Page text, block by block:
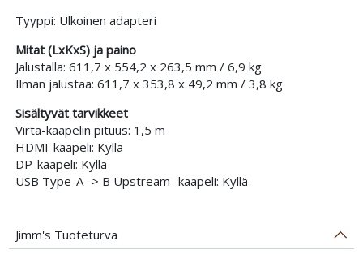
Tyyppi: Ulkoinen adapteri
Mitat (LxKxS) ja paino
Jalustalla: 611,7 x 554,2 x 263,5 mm / 6,9 kg
Ilman jalustaa: 611,7 x 353,8 x 49,2 mm / 3,8 kg
Sisältyvät tarvikkeet
Virta-kaapelin pituus: 1,5 m
HDMI-kaapeli: Kyllä
DP-kaapeli: Kyllä
USB Type-A -> B Upstream -kaapeli: Kyllä
Jimm's Tuoteturva